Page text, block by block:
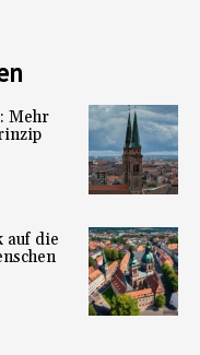
Mehr
auf die